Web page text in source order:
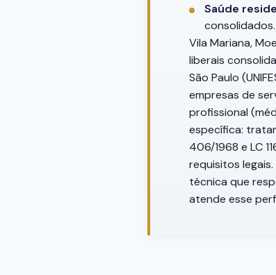
Saúde
consolidados.
Vila Mariana,
liberais
São Paulo
empresas de
profissional
específica:
406/1968 e LC
requisitos
técnica que
atende esse